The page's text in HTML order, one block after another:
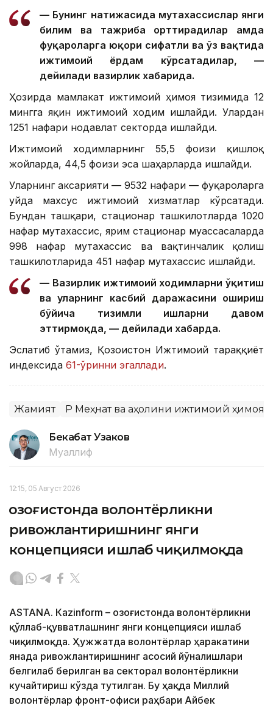
— Бунинг натижасида мутахассислар янги
билим ва тажриба орттирадилар ҳамда
фуқароларга юқори сифатли ва ўз вақтида
ижтимоий ёрдам кўрсатадилар, —
дейилади вазирлик хабарида.
Ҳозирда мамлакат ижтимоий ҳимоя тизимида 12
мингга яқин ижтимоий ходим ишлайди. Улардан
1251 нафари нодавлат секторда ишлайди.
Ижтимоий ходимларнинг 55,5 фоизи қишлоқ
жойларда, 44,5 фоизи эса шаҳарларда ишлайди.
Уларнинг аксарияти — 9532 нафари — фуқароларга
уйда махсус ижтимоий хизматлар кўрсатади.
Бундан ташқари, стационар ташкилотларда 1020
нафар мутахассис, ярим стационар муассасаларда
998 нафар мутахассис ва вақтинчалик қолиш
ташкилотларида 451 нафар мутахассис ишлайди.
— Вазирлик ижтимоий ходимларни ўқитиш
ва уларнинг касбий даражасини ошириш
бўйича тизимли ишларни давом
эттирмоқда, — дейилади хабарда.
Эслатиб ўтамиз, Қозоғистон Ижтимоий тараққиёт
индексида 61-ўринни эгаллади.
Жамият ҚР Меҳнат ва аҳолини ижтимоий ҳимоя
Бекабат Узаков
Муаллиф
12:15, 05 Август 2026
Қозоғистонда волонтёрликни
ривожлантиришнинг янги
концепцияси ишлаб чиқилмоқда
ASTANА. Кazinform – Қозоғистонда волонтёрликни
қўллаб-қувватлашнинг янги концепцияси ишлаб
чиқилмоқда. Ҳужжатда волонтёрлар ҳаракатини
янада ривожлантиришнинг асосий йўналишлари
белгилаб берилган ва секторал волонтёрликни
кучайтириш кўзда тутилган. Бу ҳақда Миллий
волонтёрлар фронт-офиси раҳбари Айбек